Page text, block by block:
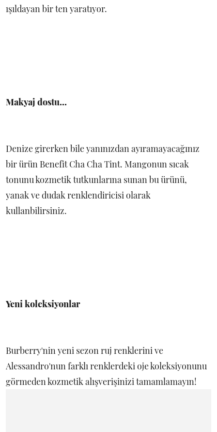
ışıldayan bir ten yaratıyor.
Makyaj dostu...
Denize girerken bile yanınızdan ayıramayacağınız
bir ürün Benefit Cha Cha Tint. Mangonun sıcak
tonunu kozmetik tutkunlarına sunan bu ürünü,
yanak ve dudak renklendiricisi olarak
kullanbilirsiniz.
Yeni koleksiyonlar
Burberry'nin yeni sezon ruj renklerini ve
Alessandro'nun farklı renklerdeki oje koleksiyonunu
görmeden kozmetik alışverişinizi tamamlamayın!